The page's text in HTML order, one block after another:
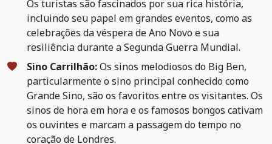
Os turistas são fascinados por sua rica história,
incluindo seu papel em grandes eventos, como as
celebrações da véspera de Ano Novo e sua
resiliência durante a Segunda Guerra Mundial.
Sino Carrilhão:Os sinos melodiosos do Big Ben,
particularmente o sino principal conhecido como
Grande Sino, são os favoritos entre os visitantes. Os
sinos de hora em hora e os famosos bongos cativam
os ouvintes e marcam a passagem do tempo no
coração de Londres.